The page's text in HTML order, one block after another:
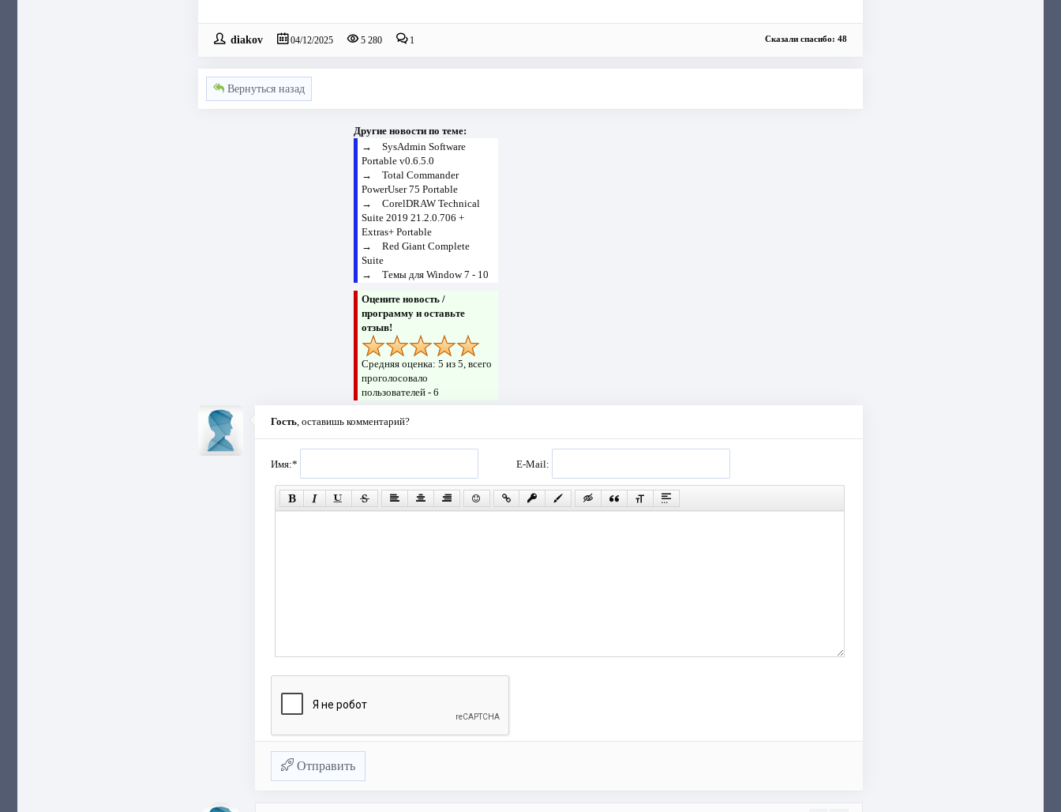
diakov 04/12/2025 5 280 1 Сказали спасибо: 48
Вернуться назад
Другие новости по теме:
→SysAdmin Software
Portable v0.6.5.0
→Total Commander
PowerUser 75 Portable
→CorelDRAW Technical
Suite 2019 21.2.0.706 +
Extras+ Portable
→Red Giant Complete
Suite
→Темы для Window 7 - 10
Оцените новость /
программу и оставьте
отзыв!
Средняя оценка:5 из 5, всего
проголосовало
пользователей -6
Гость, оставишь комментарий?
Имя:* E-Mail:
Отправить